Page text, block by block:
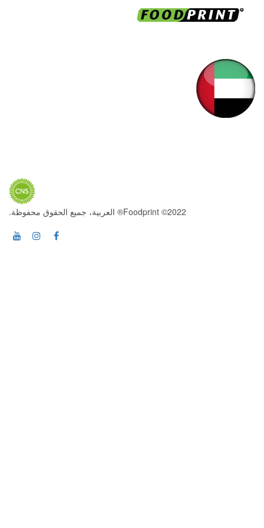
2022© Foodprint® العربية، جميع الحقوق محفوظة.